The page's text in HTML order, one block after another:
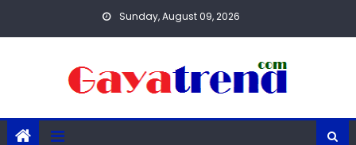
Sunday, August 09, 2026